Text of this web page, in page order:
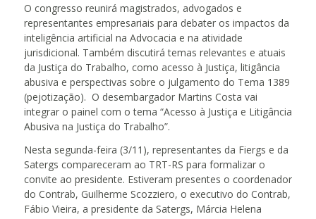
O congresso reunirá magistrados, advogados e
representantes empresariais para debater os impactos da
inteligência artificial na Advocacia e na atividade
jurisdicional. Também discutirá temas relevantes e atuais
da Justiça do Trabalho, como acesso à Justiça, litigância
abusiva e perspectivas sobre o julgamento do Tema 1389
(pejotização). O desembargador Martins Costa vai
integrar o painel com o tema “Acesso à Justiça e Litigância
Abusiva na Justiça do Trabalho”.
Nesta segunda-feira (3/11), representantes da Fiergs e da
Satergs compareceram ao TRT-RS para formalizar o
convite ao presidente. Estiveram presentes o coordenador
do Contrab, Guilherme Scozziero, o executivo do Contrab,
Fábio Vieira, a presidente da Satergs, Márcia Helena